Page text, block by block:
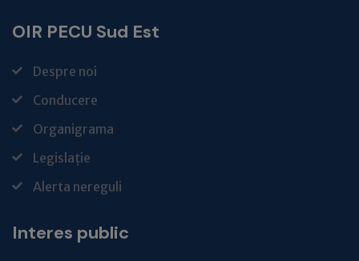
OIR PECU Sud Est
Despre noi
Conducere
Organigrama
Legislație
Alerta nereguli
Interes public